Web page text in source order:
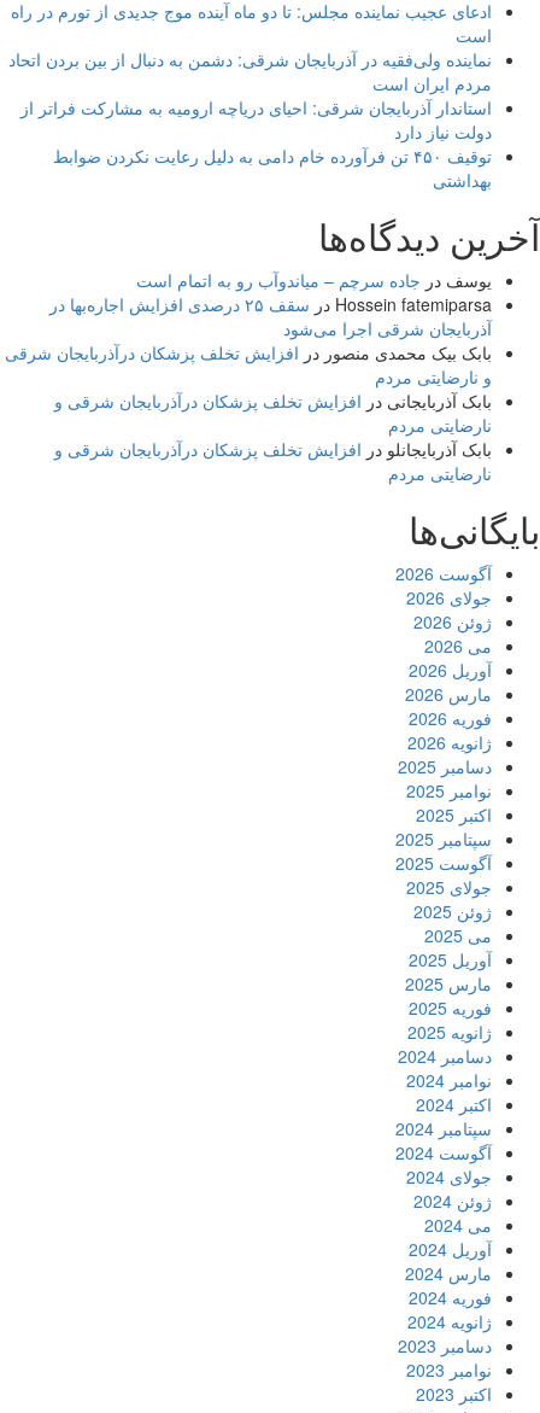
ادعای عجیب نماینده مجلس: تا دو ماه آینده موج جدیدی از تورم در راه
است
نماینده ولی‌فقیه در آذربایجان شرقی: دشمن به دنبال از بین بردن اتحاد
مردم ایران است
استاندار آذربایجان شرقی: احیای دریاچه ارومیه به مشارکت فراتر از
دولت نیاز دارد
توقیف ۴۵۰ تن فرآورده خام دامی به دلیل رعایت نکردن ضوابط
بهداشتی
آخرین دیدگاه‌ها
یوسف در جاده سرچم – میاندوآب رو به اتمام است
Hossein fatemiparsa در
سقف ۲۵ درصدی افزایش اجاره‌بها در
آذربایجان شرقی اجرا می‌شود
بابک بیک محمدی منصور در افزایش تخلف پزشکان درآذربایجان شرقی
و نارضایتی مردم
بابک آذربایجانی در افزایش تخلف پزشکان درآذربایجان شرقی و
نارضایتی مردم
بابک آذربایجانلو در افزایش تخلف پزشکان درآذربایجان شرقی و
نارضایتی مردم
بایگانی‌ها
آگوست 2026
جولای 2026
ژوئن 2026
می 2026
آوریل 2026
مارس 2026
فوریه 2026
ژانویه 2026
دسامبر 2025
نوامبر 2025
اکتبر 2025
سپتامبر 2025
آگوست 2025
جولای 2025
ژوئن 2025
می 2025
آوریل 2025
مارس 2025
فوریه 2025
ژانویه 2025
دسامبر 2024
نوامبر 2024
اکتبر 2024
سپتامبر 2024
آگوست 2024
جولای 2024
ژوئن 2024
می 2024
آوریل 2024
مارس 2024
فوریه 2024
ژانویه 2024
دسامبر 2023
نوامبر 2023
اکتبر 2023